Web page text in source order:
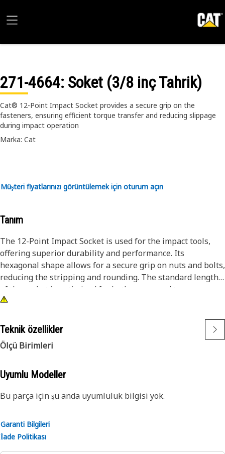
271-4664: Soket (3/8 inç Tahrik)
Cat® 12-Point Impact Socket provides a secure grip on the
fasteners, ensuring efficient torque transfer and reducing slippage
during impact operation
Marka: Cat
Müşteri fiyatlarınızı görüntülemek için oturum açın
Tanım
The 12-Point Impact Socket is used for the impact tools,
offering superior durability and performance. Its
hexagonal shape allows for a secure grip on nuts and bolts,
reducing the stripping and rounding. The standard length
of the socket is optimized for both access and torque
applications. The black oxide finish enhances resistance to
sockets used are tailored for high-torque impact
• Compatible with standard 3/8 inch square drive size for
• Shallow length socket.
deformation.
• Ensures a secure fit to reduce the risk of fastener damage.
Teknik özellikler
Ölçü Birimleri
Uyumlu Modeller
Bu parça için şu anda uyumluluk bilgisi yok.
Garanti Bilgileri
İade Politikası